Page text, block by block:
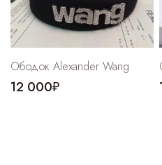
Ободок Alexander Wang
12 000₽